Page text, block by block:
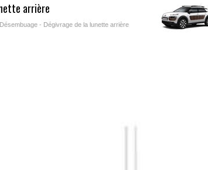
arrière
- Dégivrage de la lunette arrière